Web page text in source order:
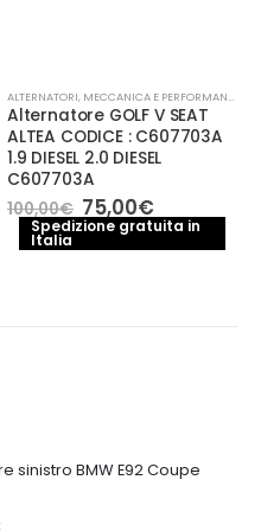
ALTERNATORI, MECCANICA E PERFORMANCE
Alternatore GOLF V SEAT
ALTEA CODICE : C607703A
1.9 DIESEL 2.0 DIESEL
C607703A
100,00€ Il
prezzo
originale
75,00€Il
prezzo
attuale
Spedizione gratuita in
Italia
sinistro BMW E92 Coupe
Il